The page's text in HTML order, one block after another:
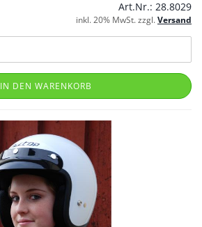
Art.Nr.: 28.8029
inkl. 20% MwSt. zzgl.Versand
IN DEN WARENKORB